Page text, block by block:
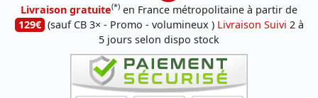
Livraison gratuite(*) en France métropolitaine à partir de
129€ (sauf CB 3× - Promo - volumineux ) Livraison Suivi 2 à
5 jours selon dispo stock